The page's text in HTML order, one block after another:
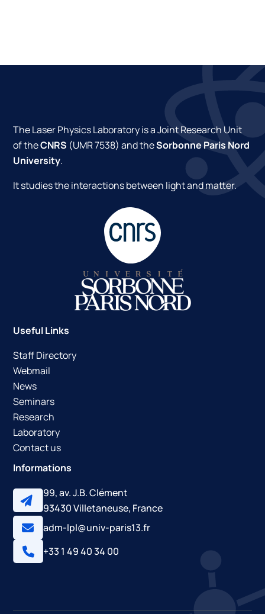
The Laser Physics Laboratory is a Joint Research Unit
of theCNRS (UMR 7538) and theSorbonne Paris Nord
University.
It studies the interactions between light and matter.
Useful Links
Staff Directory
Webmail
News
Seminars
Research
Laboratory
Contact us
Informations
99, av. J.B. Clément
93430 Villetaneuse, France
adm-lpl@univ-paris13.fr
+33 1 49 40 34 00